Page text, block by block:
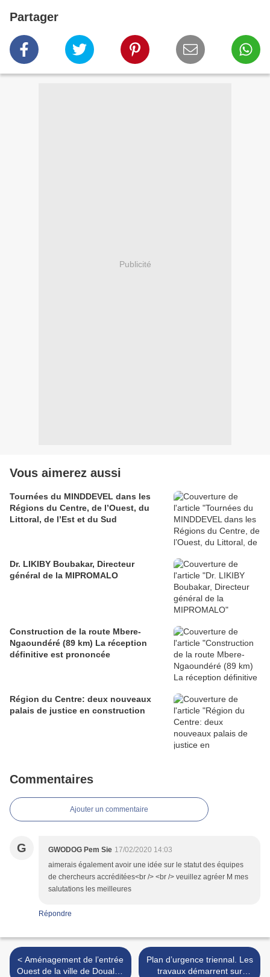
Partager
Publicité
Vous aimerez aussi
Tournées du MINDDEVEL dans les
Régions du Centre, de l’Ouest, du
Littoral, de l’Est et du Sud
Dr. LIKIBY Boubakar, Directeur
général de la MIPROMALO
Construction de la route Mbere-
Ngaoundéré (89 km) La réception
définitive est prononcée
Région du Centre: deux nouveaux
palais de justice en construction
Commentaires
Ajouter un commentaire
G GWODOG Pem Sie 17/02/2020 14:03
aimerais également avoir une idée sur le statut des équipes
de chercheurs accréditées<br /> <br /> veuillez agréer M mes
salutations les meilleures
Répondre
< Aménagement de l’entrée
Ouest de la ville de Douala :
Plan d’urgence triennal. Les
travaux démarrent sur